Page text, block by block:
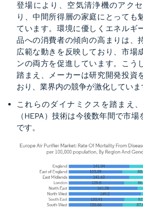
登場により、空気清浄機のアク
り、中間所得層の家庭にとっても
ています。環境に優しくエネルギ
品への消費者の傾向の高まりは、
広範な動きを反映しており、市場
ンの両方を促進しています。こう
踏まえ、メーカーは研究開発投資
おり、業界内の競争が激化していま
これらのダイナミクスを踏まえ
（HEPA）技術は今後数年間で市
です。